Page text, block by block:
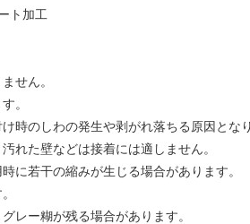
ト加工
せん。
。
時のしわの発生や剥がれ落ちる原因とな
れた壁などは接着には適しません。
に若干の縮みが生じる場合があります。
レー糊が残る場合があります。